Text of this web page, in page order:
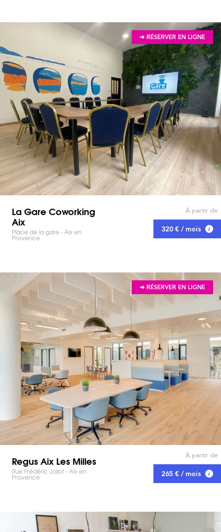
➔ RÉSERVER EN LIGNE
La Gare Coworking
Aix
Place de la gare - Aix en
Provence
À partir de
320 € / mois
➔ RÉSERVER EN LIGNE
Regus Aix Les Milles
Rue Frédéric Joliot - Aix en
Provence
À partir de
265 € / mois